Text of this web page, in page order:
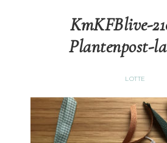
KmKFBlive-
Plantenpost-
LOTTE